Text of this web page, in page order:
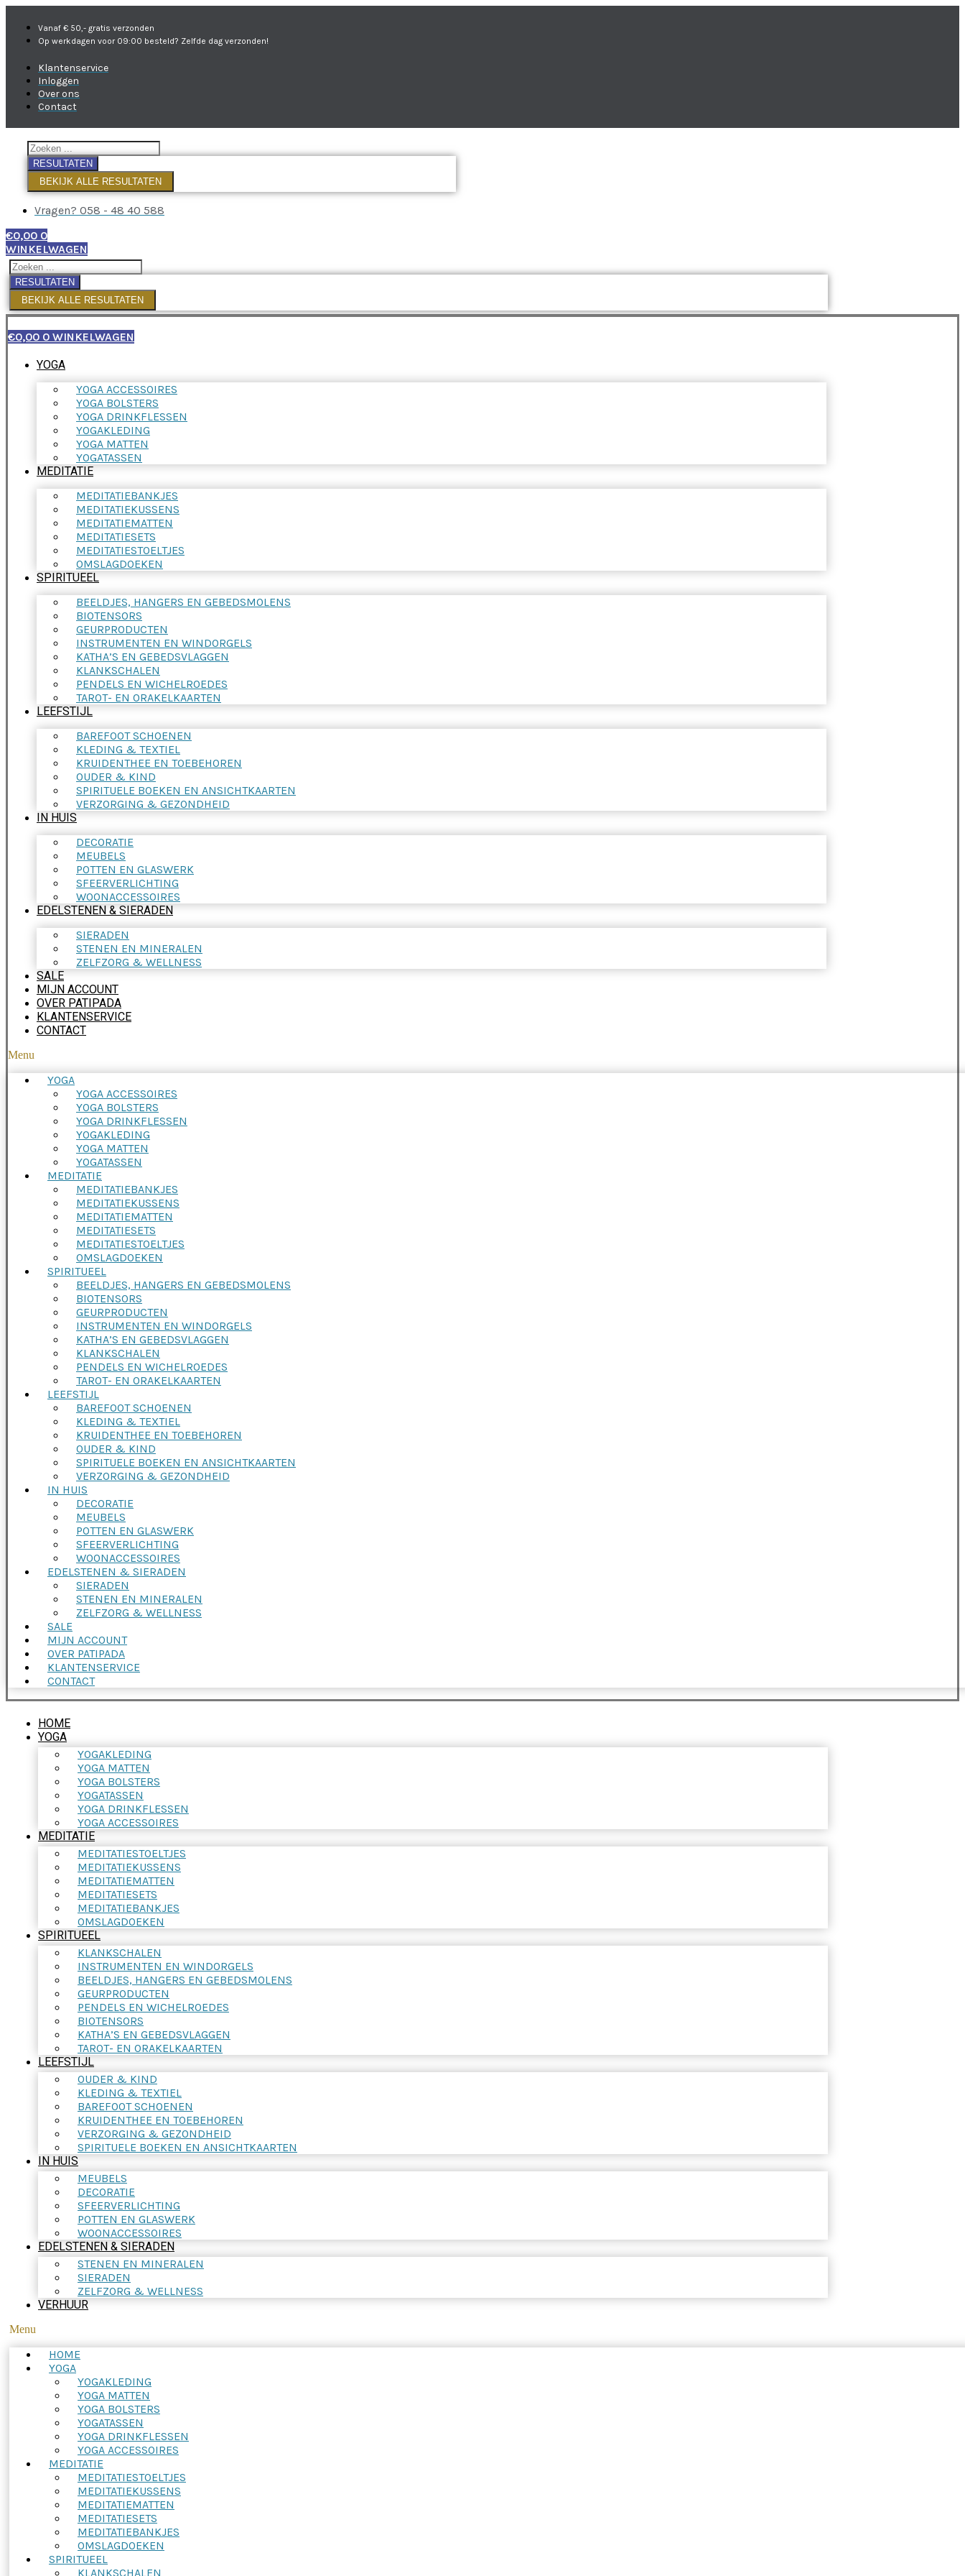
Vanaf € 50,- gratis verzonden
Op werkdagen voor 09:00 besteld? Zelfde dag verzonden!
Klantenservice
Inloggen
Over ons
Contact
RESULTATEN
BEKIJK ALLE RESULTATEN
Vragen? 058 - 48 40 588
€0,00 0
WINKELWAGEN
RESULTATEN
BEKIJK ALLE RESULTATEN
€0,00 0 WINKELWAGEN
YOGA
YOGA ACCESSOIRES
YOGA BOLSTERS
YOGA DRINKFLESSEN
YOGAKLEDING
YOGA MATTEN
YOGATASSEN
MEDITATIE
MEDITATIEBANKJES
MEDITATIEKUSSENS
MEDITATIEMATTEN
MEDITATIESETS
MEDITATIESTOELTJES
OMSLAGDOEKEN
SPIRITUEEL
BEELDJES, HANGERS EN GEBEDSMOLENS
BIOTENSORS
GEURPRODUCTEN
INSTRUMENTEN EN WINDORGELS
KATHA’S EN GEBEDSVLAGGEN
KLANKSCHALEN
PENDELS EN WICHELROEDES
TAROT- EN ORAKELKAARTEN
LEEFSTIJL
BAREFOOT SCHOENEN
KLEDING & TEXTIEL
KRUIDENTHEE EN TOEBEHOREN
OUDER & KIND
SPIRITUELE BOEKEN EN ANSICHTKAARTEN
VERZORGING & GEZONDHEID
IN HUIS
DECORATIE
MEUBELS
POTTEN EN GLASWERK
SFEERVERLICHTING
WOONACCESSOIRES
EDELSTENEN & SIERADEN
SIERADEN
STENEN EN MINERALEN
ZELFZORG & WELLNESS
SALE
MIJN ACCOUNT
OVER PATIPADA
KLANTENSERVICE
CONTACT
Menu
YOGA
YOGA ACCESSOIRES
YOGA BOLSTERS
YOGA DRINKFLESSEN
YOGAKLEDING
YOGA MATTEN
YOGATASSEN
MEDITATIE
MEDITATIEBANKJES
MEDITATIEKUSSENS
MEDITATIEMATTEN
MEDITATIESETS
MEDITATIESTOELTJES
OMSLAGDOEKEN
SPIRITUEEL
BEELDJES, HANGERS EN GEBEDSMOLENS
BIOTENSORS
GEURPRODUCTEN
INSTRUMENTEN EN WINDORGELS
KATHA’S EN GEBEDSVLAGGEN
KLANKSCHALEN
PENDELS EN WICHELROEDES
TAROT- EN ORAKELKAARTEN
LEEFSTIJL
BAREFOOT SCHOENEN
KLEDING & TEXTIEL
KRUIDENTHEE EN TOEBEHOREN
OUDER & KIND
SPIRITUELE BOEKEN EN ANSICHTKAARTEN
VERZORGING & GEZONDHEID
IN HUIS
DECORATIE
MEUBELS
POTTEN EN GLASWERK
SFEERVERLICHTING
WOONACCESSOIRES
EDELSTENEN & SIERADEN
SIERADEN
STENEN EN MINERALEN
ZELFZORG & WELLNESS
SALE
MIJN ACCOUNT
OVER PATIPADA
KLANTENSERVICE
CONTACT
HOME
YOGA
YOGAKLEDING
YOGA MATTEN
YOGA BOLSTERS
YOGATASSEN
YOGA DRINKFLESSEN
YOGA ACCESSOIRES
MEDITATIE
MEDITATIESTOELTJES
MEDITATIEKUSSENS
MEDITATIEMATTEN
MEDITATIESETS
MEDITATIEBANKJES
OMSLAGDOEKEN
SPIRITUEEL
KLANKSCHALEN
INSTRUMENTEN EN WINDORGELS
BEELDJES, HANGERS EN GEBEDSMOLENS
GEURPRODUCTEN
PENDELS EN WICHELROEDES
BIOTENSORS
KATHA’S EN GEBEDSVLAGGEN
TAROT- EN ORAKELKAARTEN
LEEFSTIJL
OUDER & KIND
KLEDING & TEXTIEL
BAREFOOT SCHOENEN
KRUIDENTHEE EN TOEBEHOREN
VERZORGING & GEZONDHEID
SPIRITUELE BOEKEN EN ANSICHTKAARTEN
IN HUIS
MEUBELS
DECORATIE
SFEERVERLICHTING
POTTEN EN GLASWERK
WOONACCESSOIRES
EDELSTENEN & SIERADEN
STENEN EN MINERALEN
SIERADEN
ZELFZORG & WELLNESS
VERHUUR
Menu
HOME
YOGA
YOGAKLEDING
YOGA MATTEN
YOGA BOLSTERS
YOGATASSEN
YOGA DRINKFLESSEN
YOGA ACCESSOIRES
MEDITATIE
MEDITATIESTOELTJES
MEDITATIEKUSSENS
MEDITATIEMATTEN
MEDITATIESETS
MEDITATIEBANKJES
OMSLAGDOEKEN
SPIRITUEEL
KLANKSCHALEN